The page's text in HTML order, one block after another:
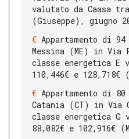
valutato da Caasa
(Giuseppe), giugno
Appartamento di
Messina (ME) in Via
classe energetica E
110,446€ e
Appartamento di
Catania (CT) in Via
classe energetica G
88,082€ e 102,916€